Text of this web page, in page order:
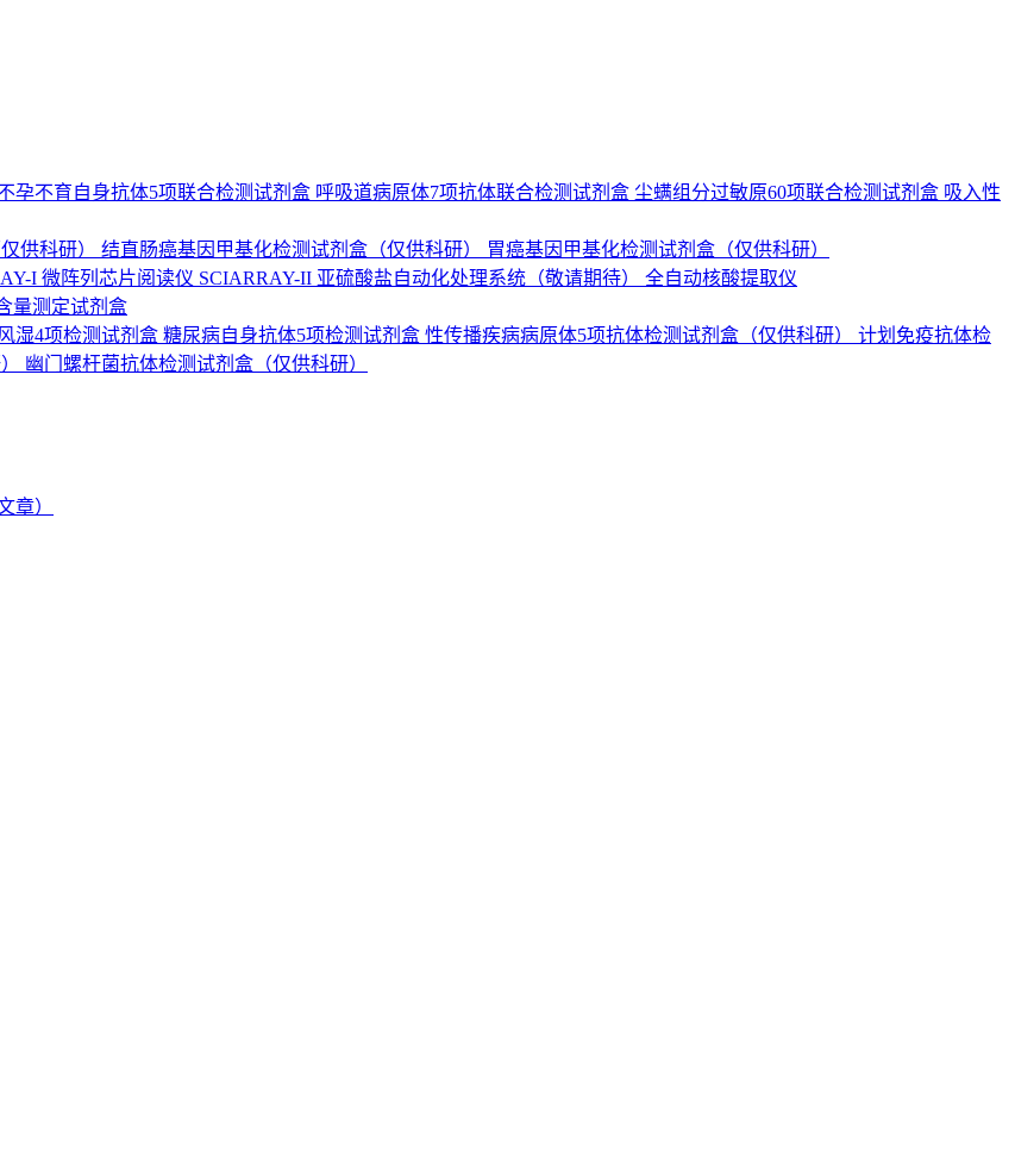
孕不育自身抗体5项联合检测试剂盒 呼吸道病原体7项抗体联合检测试剂盒 尘螨组分过敏原60项联合检测试剂盒 吸入性
供科研） 结直肠癌基因甲基化检测试剂盒（仅供科研）
胃癌基因甲基化检测试剂盒（仅供科研）
I 微阵列芯片阅读仪 SCIARRAY-II 亚硫酸盐自动化处理系统（敬请期待） 全自动核酸提取仪
量测定试剂盒
湿4项检测试剂盒 糖尿病自身抗体5项检测试剂盒 性传播疾病病原体5项抗体检测试剂盒（仅供科研） 计划免疫抗体检
幽门螺杆菌抗体检测试剂盒（仅供科研）
章）